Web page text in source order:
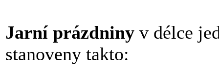
Jarní prázdniny v délce
stanoveny takto: